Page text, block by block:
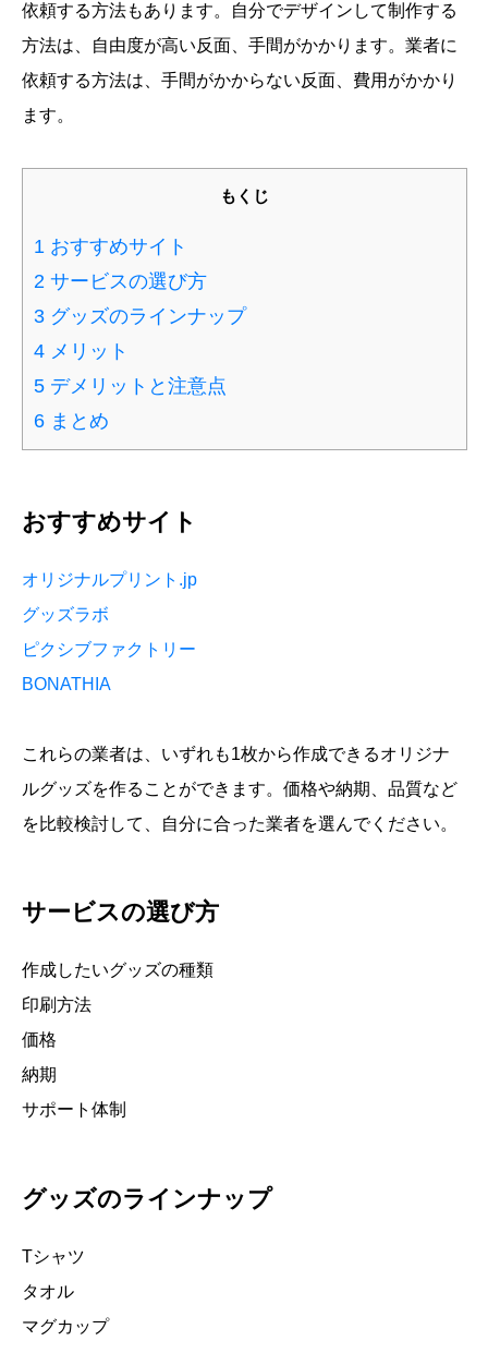
依頼する方法もあります。自分でデザインして制作する
方法は、自由度が高い反面、手間がかかります。業者に
依頼する方法は、手間がかからない反面、費用がかかり
ます。
もくじ
1 おすすめサイト
2 サービスの選び方
3 グッズのラインナップ
4 メリット
5 デメリットと注意点
6 まとめ
おすすめサイト
オリジナルプリント.jp
グッズラボ
ピクシブファクトリー
BONATHIA
これらの業者は、いずれも1枚から作成できるオリジナ
ルグッズを作ることができます。価格や納期、品質など
を比較検討して、自分に合った業者を選んでください。
サービスの選び方
作成したいグッズの種類
印刷方法
価格
納期
サポート体制
グッズのラインナップ
Tシャツ
タオル
マグカップ